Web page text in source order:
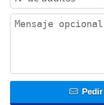
contact_message